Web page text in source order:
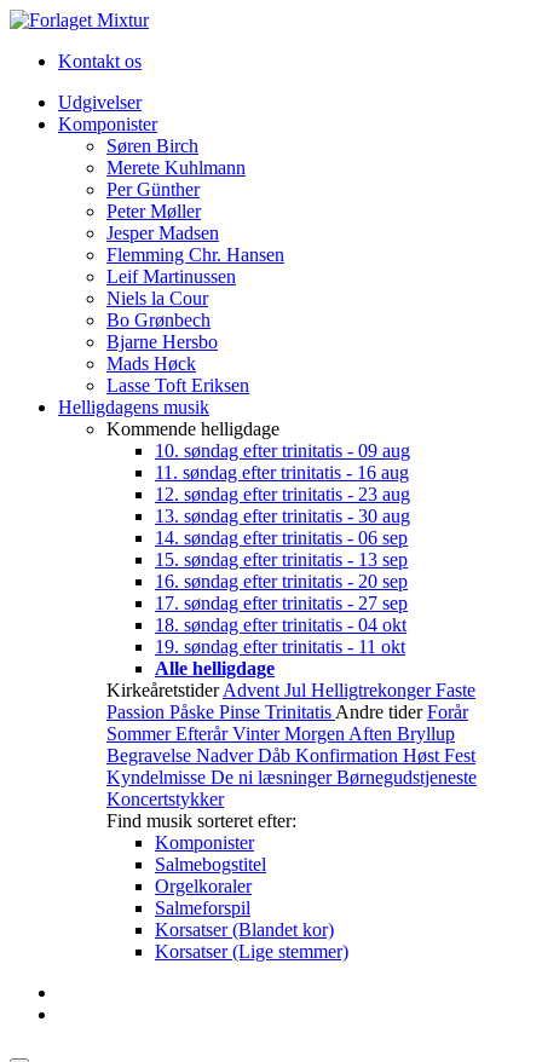
Kontakt os
Udgivelser
Komponister
Søren Birch
Merete Kuhlmann
Per Günther
Peter Møller
Jesper Madsen
Flemming Chr. Hansen
Leif Martinussen
Niels la Cour
Bo Grønbech
Bjarne Hersbo
Mads Høck
Lasse Toft Eriksen
Helligdagens musik
Kommende helligdage
10. søndag efter trinitatis - 09 aug
11. søndag efter trinitatis - 16 aug
12. søndag efter trinitatis - 23 aug
13. søndag efter trinitatis - 30 aug
14. søndag efter trinitatis - 06 sep
15. søndag efter trinitatis - 13 sep
16. søndag efter trinitatis - 20 sep
17. søndag efter trinitatis - 27 sep
18. søndag efter trinitatis - 04 okt
19. søndag efter trinitatis - 11 okt
Alle helligdage
Kirkeåretstider Advent Jul HelligtrekongerFaste
Passion Påske Pinse Trinitatis Andre tider Forår
SommerEfterårVinterMorgen Aften Bryllup
Begravelse NadverDåb Konfirmation Høst Fest
Kyndelmisse De ni læsningerBørnegudstjeneste
Koncertstykker
Find musik sorteret efter:
Komponister
Salmebogstitel
Orgelkoraler
Salmeforspil
Korsatser (Blandet kor)
Korsatser (Lige stemmer)